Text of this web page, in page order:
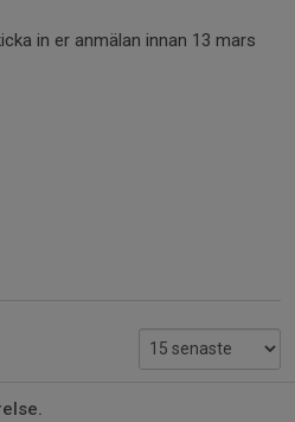
in er anmälan innan 13 mars